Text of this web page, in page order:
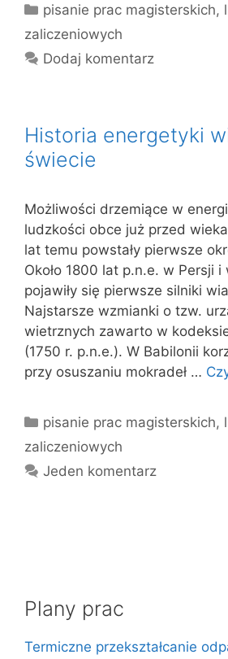
Kategorie
pisanie prac magisterskich,
zaliczeniowych
Dodaj komentarz
Historia energetyki
świecie
Możliwości drzemiące w
ludzkości obce już przed
lat temu powstały pierwsze
Około 1800 lat p.n.e. w Persji i
pojawiły się pierwsze silniki
Najstarsze wzmianki o tzw.
wietrznych zawarto w
(1750 r. p.n.e.). W Babilonii
przy osuszaniu mokradeł …
Kategorie
pisanie prac magisterskich,
zaliczeniowych
Jeden komentarz
Plany prac
Termiczne przekształcanie